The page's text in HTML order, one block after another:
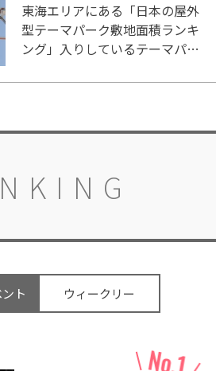
東海エリアにある「日本の屋外
型テーマパーク敷地面積ランキ
ング」入りしているテーマパー
ト ウィークリー